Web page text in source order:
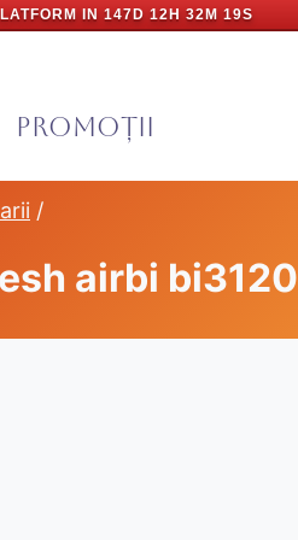
IN 147D 12H 32M 18S
PROMOȚII
/
airbi bi3120